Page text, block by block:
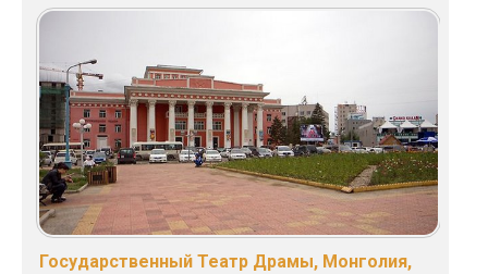
Государственный Театр Драмы, Монголия,